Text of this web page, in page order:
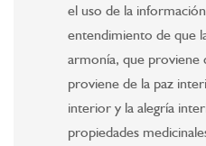
el uso de la
entendimiento de que
armonía, que proviene
proviene de la paz
interior y la alegría
propiedades